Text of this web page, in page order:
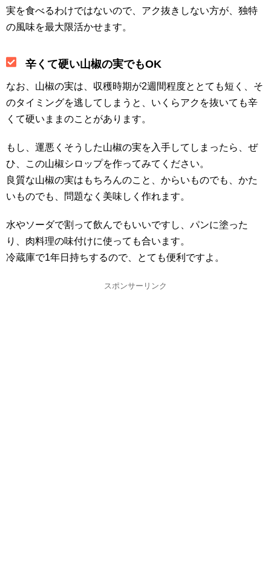
実を食べるわけではないので、アク抜きしない方が、独特
の風味を最大限活かせます。
辛くて硬い山椒の実でもOK
なお、山椒の実は、収穫時期が2週間程度ととても短く、そ
のタイミングを逃してしまうと、いくらアクを抜いても辛
くて硬いままのことがあります。
もし、運悪くそうした山椒の実を入手してしまったら、ぜ
ひ、この山椒シロップを作ってみてください。
良質な山椒の実はもちろんのこと、からいものでも、かた
いものでも、問題なく美味しく作れます。
水やソーダで割って飲んでもいいですし、パンに塗った
り、肉料理の味付けに使っても合います。
冷蔵庫で1年日持ちするので、とても便利ですよ。
スポンサーリンク